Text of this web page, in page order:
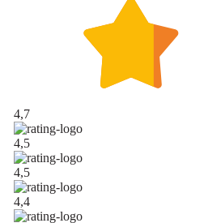
4,7
4,5
4,5
4,4